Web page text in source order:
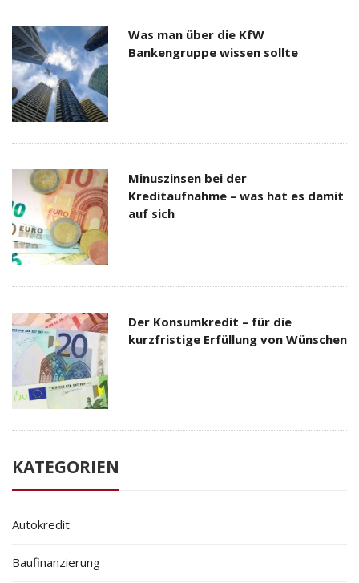
Was man über die KfW
Bankengruppe wissen sollte
Minuszinsen bei der
Kreditaufnahme – was hat es damit
auf sich
Der Konsumkredit – für die
kurzfristige Erfüllung von Wünschen
KATEGORIEN
Autokredit
Baufinanzierung